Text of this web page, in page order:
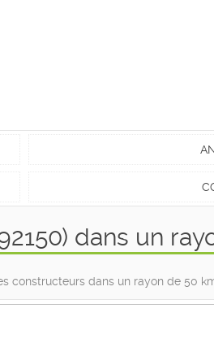
dans un
constructeurs dans un rayon de 50